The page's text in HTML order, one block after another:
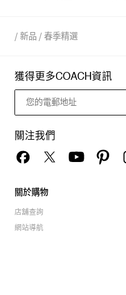
/ 新品 / 春季精選
獲得更多COACH資訊
關注我們
關於購物
店舖查詢
網站導航